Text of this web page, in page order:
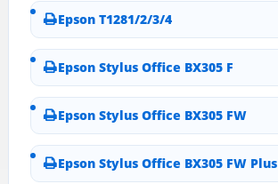
Epson T1281/2/3/4
Epson Stylus Office BX305 F
Epson Stylus Office BX305 FW
Epson Stylus Office BX305 FW Plus